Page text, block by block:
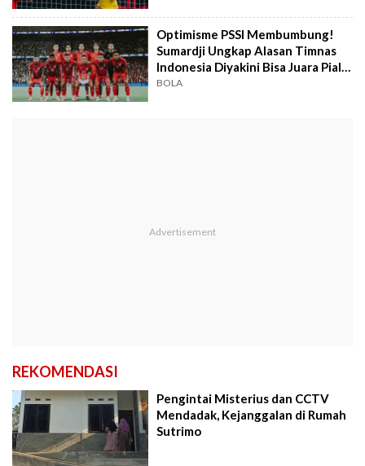
Optimisme PSSI Membumbung!
Sumardji Ungkap Alasan Timnas
Indonesia Diyakini Bisa Juara Piala
AFF
BOLA
REKOMENDASI
Pengintai Misterius dan CCTV
Mendadak, Kejanggalan di Rumah
Sutrimo